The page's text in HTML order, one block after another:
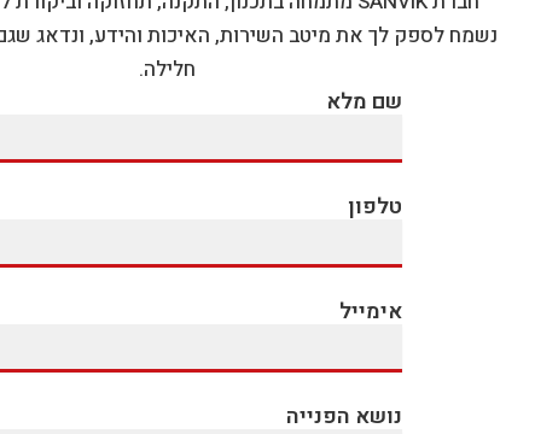
נשמח לספק לך את מיטב השירות, האיכות והידע, ונדאג
חלילה.
שם מלא
טלפון
אימייל
נושא הפנייה